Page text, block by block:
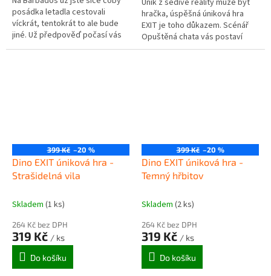
posádka letadla cestovali
víckrát, tentokrát to ale bude
jiné. Už předpověď počasí vás
měla varovat, ovšem takovou
hračka, úspěšná úniková hra
EXIT je toho důkazem. Scénář
Opuštěná chata vás postaví
před řešení napínavé situace,
399 Kč –20 %
Dino EXIT úniková hra -
Strašidelná vila
Skladem (1 ks)
264 Kč bez DPH
319 Kč / ks
Do košíku
399 Kč –20 %
Dino EXIT úniková hra -
Temný hřbitov
Skladem (2 ks)
264 Kč bez DPH
319 Kč / ks
Do košíku